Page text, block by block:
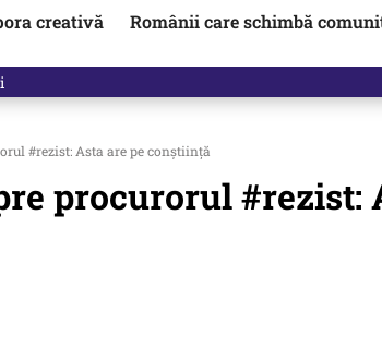
creativă
Românii care schimbă
#rezist: Asta are pe conștiință
procurorul #rezist: